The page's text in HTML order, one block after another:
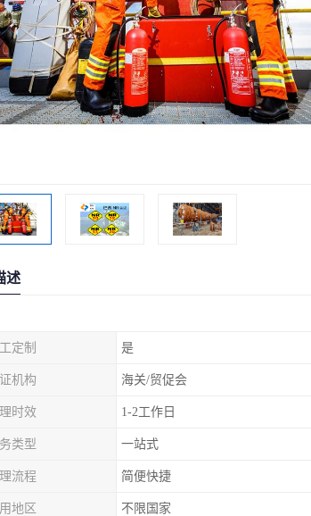
述
定制 是
机构 海关/贸促会
时效 1-2工作日
类型 一站式
流程 简便快捷
地区 不限国家